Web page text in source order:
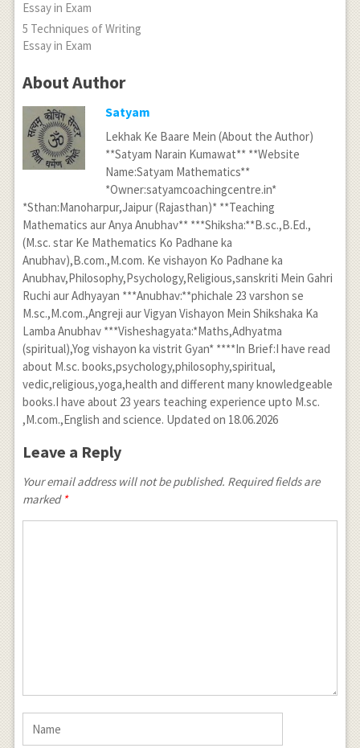
5 Techniques of Writing
Essay in Exam
About Author
Satyam
Lekhak Ke Baare Mein (About the Author)
**Satyam Narain Kumawat** **Website
Name:Satyam Mathematics**
*Owner:satyamcoachingcentre.in*
*Sthan:Manoharpur,Jaipur (Rajasthan)* **Teaching
Mathematics aur Anya Anubhav** ***Shiksha:**B.sc.,B.Ed.,
(M.sc. star Ke Mathematics Ko Padhane ka
Anubhav),B.com.,M.com. Ke vishayon Ko Padhane ka
Anubhav,Philosophy,Psychology,Religious,sanskriti Mein Gahri
Ruchi aur Adhyayan ***Anubhav:**phichale 23 varshon se
M.sc.,M.com.,Angreji aur Vigyan Vishayon Mein Shikshaka Ka
Lamba Anubhav ***Visheshagyata:*Maths,Adhyatma
(spiritual),Yog vishayon ka vistrit Gyan* ****In Brief:I have read
about M.sc. books,psychology,philosophy,spiritual,
vedic,religious,yoga,health and different many knowledgeable
books.I have about 23 years teaching experience upto M.sc.
,M.com.,English and science. Updated on 18.06.2026
Leave a Reply
Your email address will not be published. Required fields are
marked *